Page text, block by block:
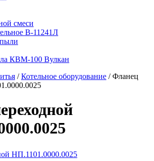
смеси
В-11241Л
пыли
КВМ-100 Вулкан
/Котельное оборудование /Фланец